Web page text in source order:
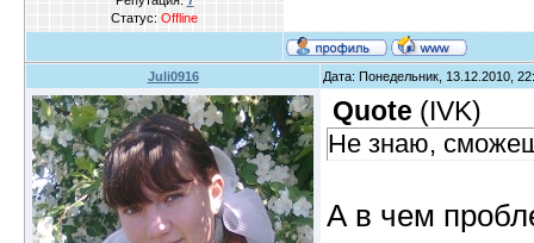
Статус: Offline
Juli0916 Дата: Понедельник, 13.12.2010,
Quote (IVK)
Не знаю,
А в чем